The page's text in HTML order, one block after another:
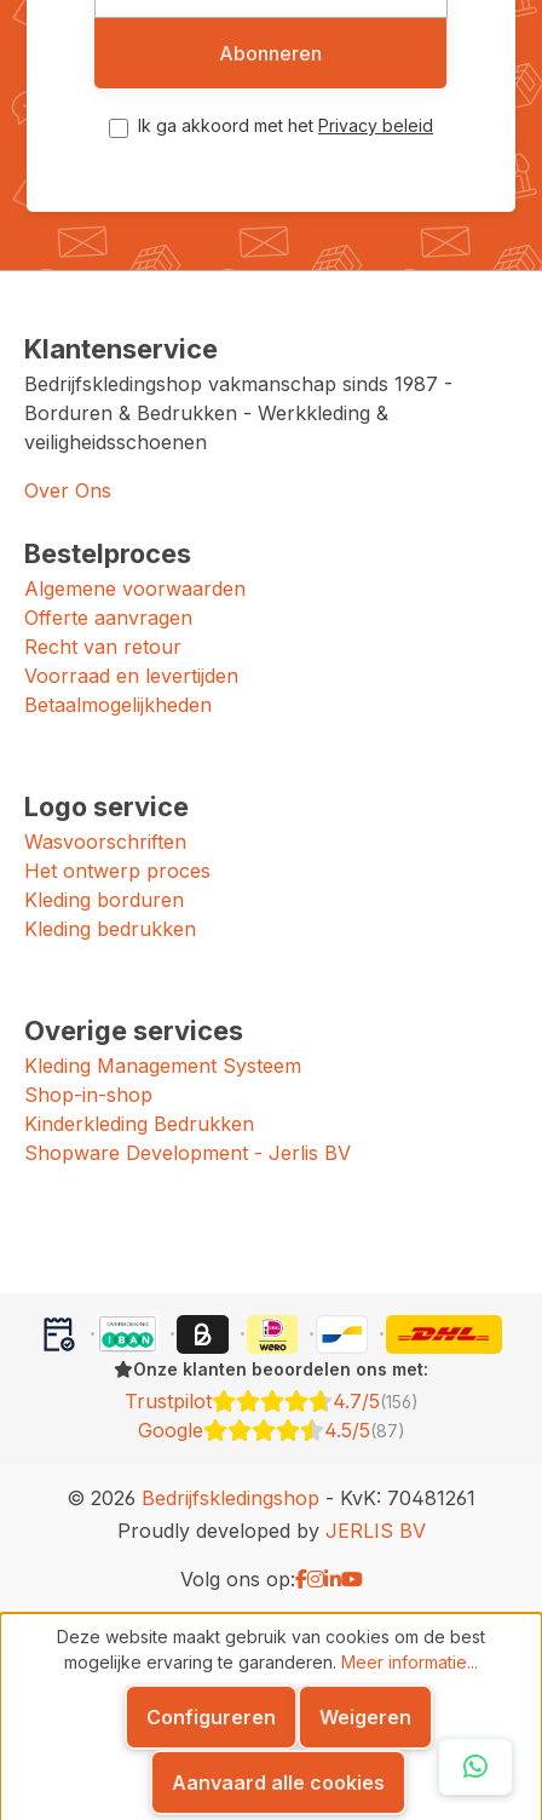
Abonneren
Ik ga akkoord met het Privacy beleid
Klantenservice
Bedrijfskledingshop vakmanschap sinds 1987 -
Borduren & Bedrukken - Werkkleding &
veiligheidsschoenen
Over Ons
Bestelproces
Algemene voorwaarden
Offerte aanvragen
Recht van retour
Voorraad en levertijden
Betaalmogelijkheden
Logo service
Wasvoorschriften
Het ontwerp proces
Kleding borduren
Kleding bedrukken
Overige services
Kleding Management Systeem
Shop-in-shop
Kinderkleding Bedrukken
Shopware Development - Jerlis BV
Onze klanten beoordelen ons met:
Trustpilot 4.7/5(156)
Google 4.5/5(87)
© 2026 Bedrijfskledingshop - KvK: 70481261
Proudly developed by JERLIS BV
Volg ons op:
Deze website maakt gebruik van cookies om de best
mogelijke ervaring te garanderen. Meer informatie...
Weigeren
Configureren
Aanvaard alle cookies